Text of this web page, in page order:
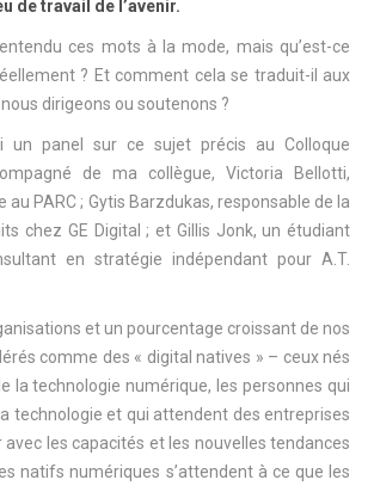
de travail de l’avenir.
ces mots à la mode, mais qu’est-ce
? Et comment cela se traduit-il aux
dirigeons ou soutenons ?
un panel sur ce sujet précis au Colloque
de ma collègue, Victoria Bellotti,
au PARC ; Gytis Barzdukas, responsable de la
chez GE Digital ; et Gillis Jonk, un étudiant
en stratégie indépendant pour A.T.
et un pourcentage croissant de nos
comme des « digital natives » – ceux nés
la technologie numérique, les personnes qui
technologie et qui attendent des entreprises
avec les capacités et les nouvelles tendances
natifs numériques s’attendent à ce que les